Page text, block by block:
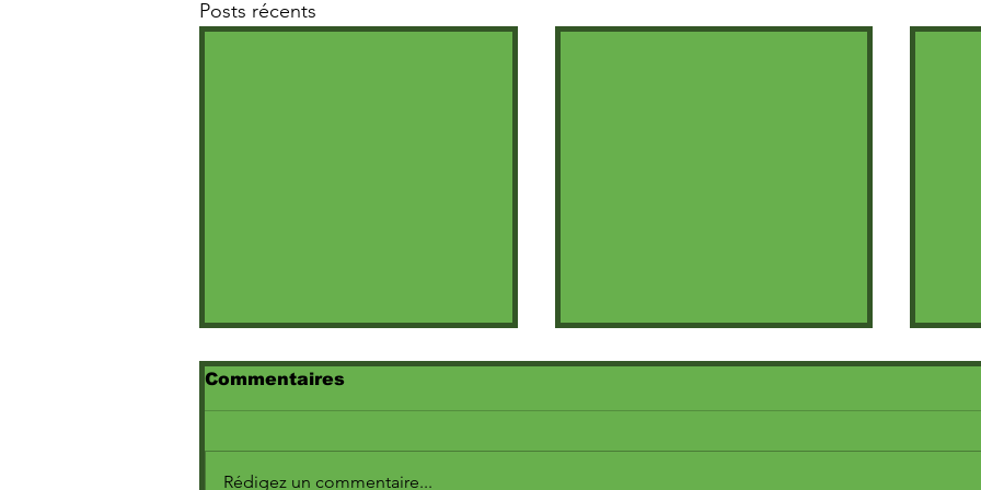
Posts récents
Commentaires
Rédigez un commentaire...